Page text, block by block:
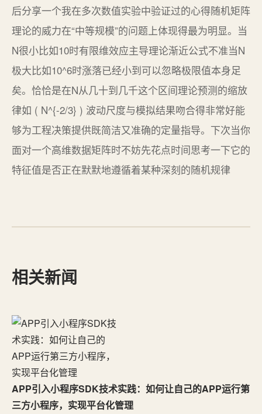
后分享一个我在多次数值实验中验证过的心得随机矩阵
理论的威力在“中等规模”的问题上体现得最为明显。当
N很小比如10时有限维效应主导理论渐近公式不准当N
极大比如10^6时涨落已经小到可以忽略极限值本身足
矣。恰恰是在N从几十到几千这个区间理论预测的缩放
律如 ( N^{-2/3} ) 波动尺度与模拟结果吻合得非常好能
够为工程决策提供既简洁又准确的定量指导。下次当你
面对一个高维数据矩阵时不妨先花点时间思考一下它的
特征值是否正在默默地遵循着某种深刻的随机规律
相关新闻
APP引入小程序SDK技术实践：如何让自己的APP运行第
三方小程序，实现平台化管理